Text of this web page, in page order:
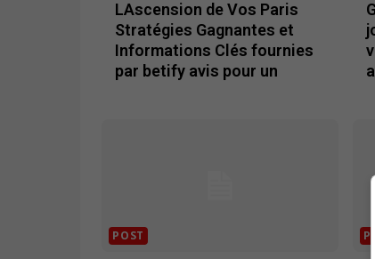
LAscension de Vos Paris
Stratégies Gagnantes et
Informations Clés fournies
par betify avis pour un
POST